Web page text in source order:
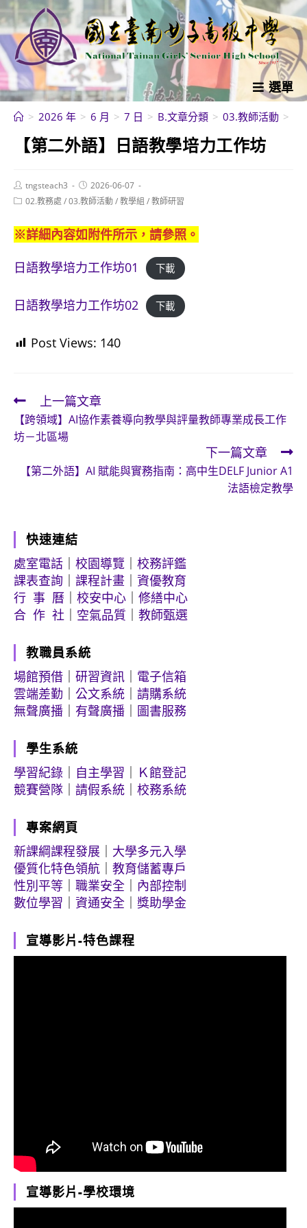
跳
轉
至
主
要
內
選單
> 2026 年 > 6 月 > 7 日 > B.文章分類 > 03.教師活動 >
【第二外語】日語教學培力工作坊
Post
author:
tngsteach3
Post
published:
2026-06-07
Post02.教務處 /03.教師活動/教學組 /教師研習
※詳細內容如附件所示，請參照。
日語教學培力工作坊01
下載
日語教學培力工作坊02 下載
Post Views: 140
Read
more
articles
上一篇文章
【跨領域】AI協作素養導向教學與評量教師專業成長工作
坊－北區場
下一篇文章
【第二外語】AI 賦能與實務指南：高中生DELF Junior A1
法語檢定教學
快速連結
處室電話
校園導覽
校務評鑑
課表查詢
課程計畫
資優教育
行 事 曆
校安中心
修繕中心
合 作 社
空氣品質 教師甄選
教職員系統
場館預借
研習資訊
電子信箱
雲端差勤
公文系統
請購系統
無聲廣播
有聲廣播 圖書服務
學生系統
學習紀錄
自主學習
Ｋ館登記
競賽營隊
請假系統 校務系統
專案網頁
新課綱課程發展
大學多元入學
優質化特色領航
教育儲蓄專戶
性別平等
職業安全
內部控制
數位學習
資通安全 獎助學金
宣導影片-特色課程
宣導影片-學校環境